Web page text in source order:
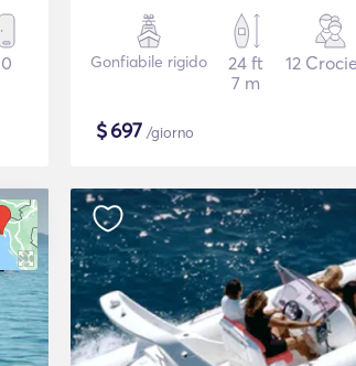
0 Gonfiabile rigido
24 ft
7 m
12
$697 /giorno